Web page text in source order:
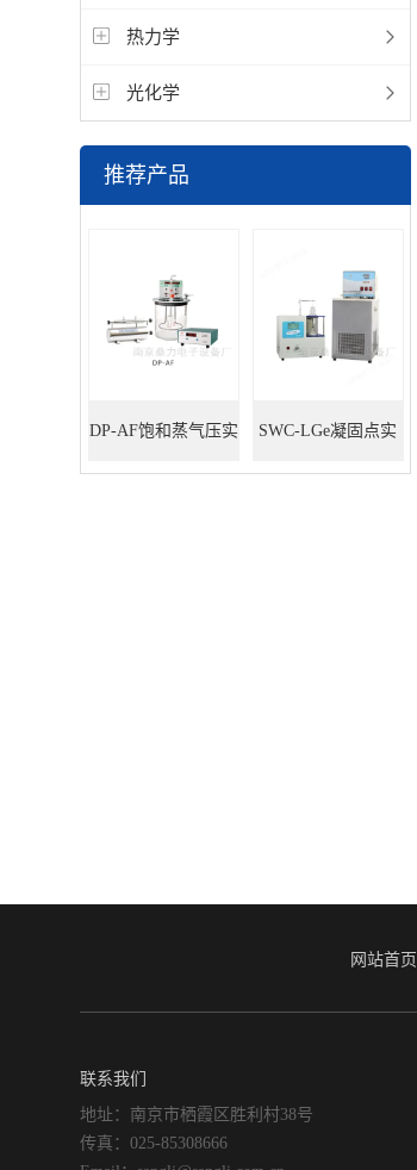
热力学
光化学
推荐产品
DP-AF饱和蒸气压实 SWC-LGe凝固点实
网站首页
联系我们
地址：南京市栖霞区胜利村38号
传真：025-85308666